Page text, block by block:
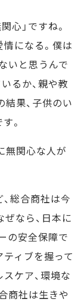
心」ですね。
になる。僕は
いと思うんで
るか、親や教
果、子供のい
。
無関心な人が
総合商社は今
なら、日本に
の安全保障で
ィブを握って
ケア、環境な
商社は生きや